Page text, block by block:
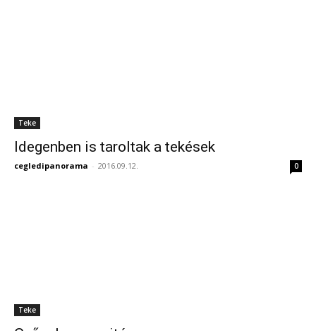
Teke
Idegenben is taroltak a tekések
cegledipanorama - 2016.09.12. 0
Teke